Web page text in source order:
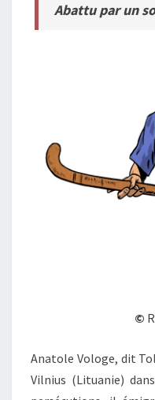
Abattu par un
©
Anatole Vologe, dit
Vilnius (Lituanie)